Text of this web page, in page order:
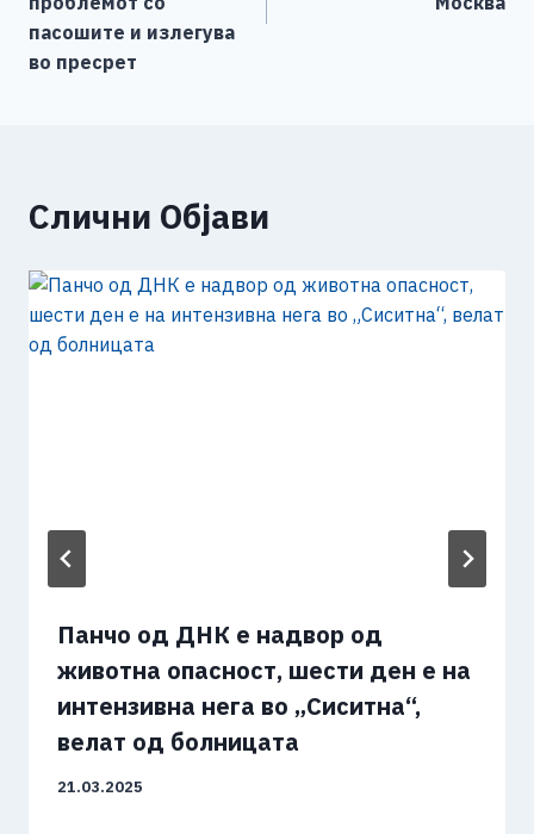
пасошите и излегува
во пресрет
Слични Објави
Панчо од ДНК е надвор од
животна опасност, шести ден е на
интензивна нега во „Сиситна“,
велат од болницата
21.03.2025